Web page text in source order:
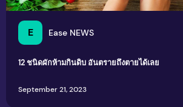
E Ease NEWS
12 ชนิดผักห้ามกินดิบ อันตรายถึงตายได้เลย
September 21, 2023